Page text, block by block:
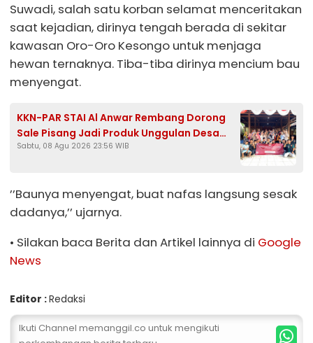
Suwadi, salah satu korban selamat menceritakan
saat kejadian, dirinya tengah berada di sekitar
kawasan Oro-Oro Kesongo untuk menjaga
hewan ternaknya. Tiba-tiba dirinya mencium bau
menyengat.
KKN-PAR STAI Al Anwar Rembang Dorong
Sale Pisang Jadi Produk Unggulan Desa
Bondol Bojonegoro
Sabtu, 08 Agu 2026 23:56 WIB
’’Baunya menyengat, buat nafas langsung sesak
dadanya,’’ ujarnya.
• Silakan baca Berita dan Artikel lainnya di Google
News
Editor :Redaksi
Ikuti Channel memanggil.co untuk mengikuti